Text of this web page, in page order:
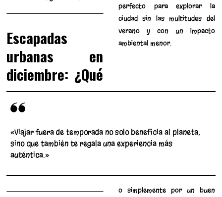
Escapadas
urbanas en
diciembre: ¿Qué
perfecto para explorar la
ciudad sin las multitudes del
verano y con un impacto
ambiental menor.
«Viajar fuera de temporada no solo beneficia al planeta,
sino que también te regala una experiencia más
auténtica.»
o simplemente por un buen